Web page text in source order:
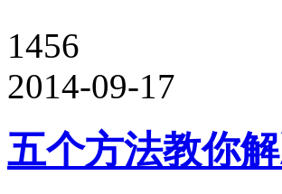
1456
2014-09-17
五个方法教你